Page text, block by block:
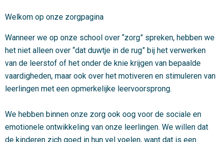
Welkom op onze zorgpagina
Wanneer we op onze school over “zorg” spreken, hebben we
het niet alleen over “dat duwtje in de rug” bij het verwerken
van de leerstof of het onder de knie krijgen van bepaalde
vaardigheden, maar ook over het motiveren en stimuleren van
leerlingen met een opmerkelijke leervoorsprong.
We hebben binnen onze zorg ook oog voor de sociale en
emotionele ontwikkeling van onze leerlingen. We willen dat
de kinderen zich goed in hun vel voelen, want dat is een